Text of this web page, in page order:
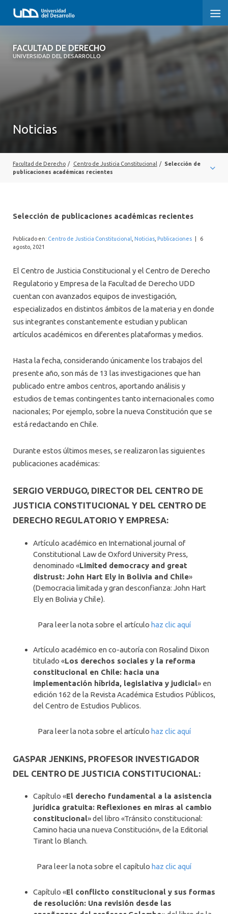
FACULTAD DE DERECHO
UNIVERSIDAD DEL DESARROLLO
FACULTAD DE DERECHO
SOBRE LA FACULTAD
PROFESORES
Noticias
Facultad de Derecho / Centro de Justicia Constitucional / Selección de
publicaciones académicas recientes
Selección de publicaciones académicas recientes
Publicado en: Centro de Justicia Constitucional Noticias Publicaciones
6
agosto, 2021
El Centro de Justicia Constitucional y el Centro de Derecho
Regulatorio y Empresa de la Facultad de Derecho UDD
cuentan con avanzados equipos de investigación,
especializados en distintos ámbitos de la materia y en donde
sus integrantes constantemente estudian y publican
artículos académicos en diferentes plataformas y medios.
Hasta la fecha, considerando únicamente los trabajos del
presente año, son más de 13 las investigaciones que han
publicado entre ambos centros, aportando análisis y
estudios de temas contingentes tanto internacionales como
nacionales; Por ejemplo, sobre la nueva Constitución que se
está redactando en Chile.
Durante estos últimos meses, se realizaron las siguientes
publicaciones académicas:
SERGIO VERDUGO, DIRECTOR DEL CENTRO DE
JUSTICIA CONSTITUCIONAL Y DEL CENTRO DE
DERECHO REGULATORIO Y EMPRESA:
Artículo académico en International journal of
Constitutional Law de Oxford University Press,
denominado «Limited democracy and great
distrust: John Hart Ely in Bolivia and Chile»
(Democracia limitada y gran desconfianza: John Hart
Ely en Bolivia y Chile).
Para leer la nota sobre el artículo haz clic aquí
Artículo académico en co-autoría con Rosalind Dixon
titulado «Los derechos sociales y la reforma
constitucional en Chile: hacia una
implementación híbrida, legislativa y judicial» en
edición 162 de la Revista Académica Estudios Públicos,
del Centro de Estudios Publicos.
Para leer la nota sobre el artículo haz clic aquí
GASPAR JENKINS, PROFESOR INVESTIGADOR
DEL CENTRO DE JUSTICIA CONSTITUCIONAL:
Capítulo «El derecho fundamental a la asistencia
jurídica gratuita: Reflexiones en miras al cambio
constitucional» del libro «Tránsito constitucional:
Camino hacia una nueva Constitución», de la Editorial
Tirant lo Blanch.
Para leer la nota sobre el capítulo haz clic aquí
Capítulo «El conflicto constitucional y sus formas
de resolución: Una revisión desde las